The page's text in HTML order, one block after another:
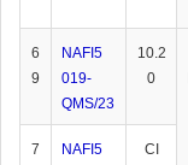
6
9
NAFI5
019-
QMS/23
10.2
0
7
NAFI5
CI